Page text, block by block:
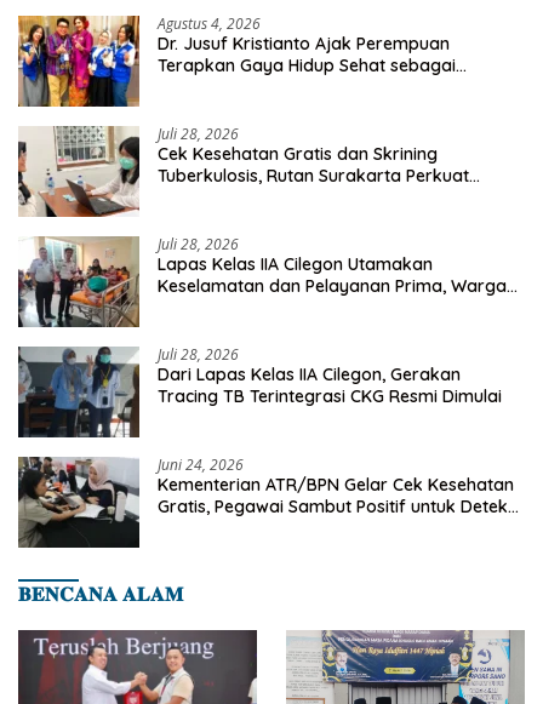
Agustus 4, 2026
Dr. Jusuf Kristianto Ajak Perempuan
Terapkan Gaya Hidup Sehat sebagai
Juli 28, 2026
Cek Kesehatan Gratis dan Skrining
Tuberkulosis, Rutan Surakarta Perkuat
Juli 28, 2026
Lapas Kelas IIA Cilegon Utamakan
Keselamatan dan Pelayanan Prima, Warga
Juli 28, 2026
Dari Lapas Kelas IIA Cilegon, Gerakan
Tracing TB Terintegrasi CKG Resmi Dimulai
Juni 24, 2026
Kementerian ATR/BPN Gelar Cek Kesehatan
Gratis, Pegawai Sambut Positif untuk Deteksi
𝐁𝐄𝐍𝐂𝐀𝐍𝐀 𝐀𝐋𝐀𝐌